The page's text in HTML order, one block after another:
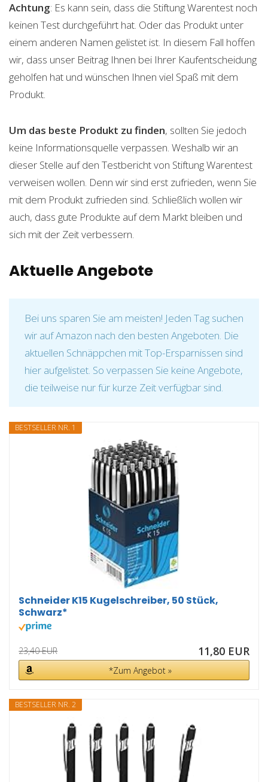
Achtung: Es kann sein, dass die Stiftung Warentest noch
keinen Test durchgeführt hat. Oder das Produkt unter
einem anderen Namen gelistet ist. In diesem Fall hoffen
wir, dass unser Beitrag Ihnen bei Ihrer Kaufentscheidung
geholfen hat und wünschen Ihnen viel Spaß mit dem
Produkt.
Um das beste Produkt zu finden, sollten Sie jedoch
keine Informationsquelle verpassen. Weshalb wir an
dieser Stelle auf den Testbericht von Stiftung Warentest
verweisen wollen. Denn wir sind erst zufrieden, wenn Sie
mit dem Produkt zufrieden sind. Schließlich wollen wir
auch, dass gute Produkte auf dem Markt bleiben und
sich mit der Zeit verbessern.
Aktuelle Angebote
Bei uns sparen Sie am meisten! Jeden Tag suchen
wir auf Amazon nach den besten Angeboten. Die
aktuellen Schnäppchen mit Top-Ersparnissen sind
hier aufgelistet. So verpassen Sie keine Angebote,
die teilweise nur für kurze Zeit verfügbar sind.
BESTSELLER NR. 1
Schneider K15 Kugelschreiber, 50 Stück,
Schwarz*
23,40 EUR 11,80 EUR
*Zum Angebot »
BESTSELLER NR. 2